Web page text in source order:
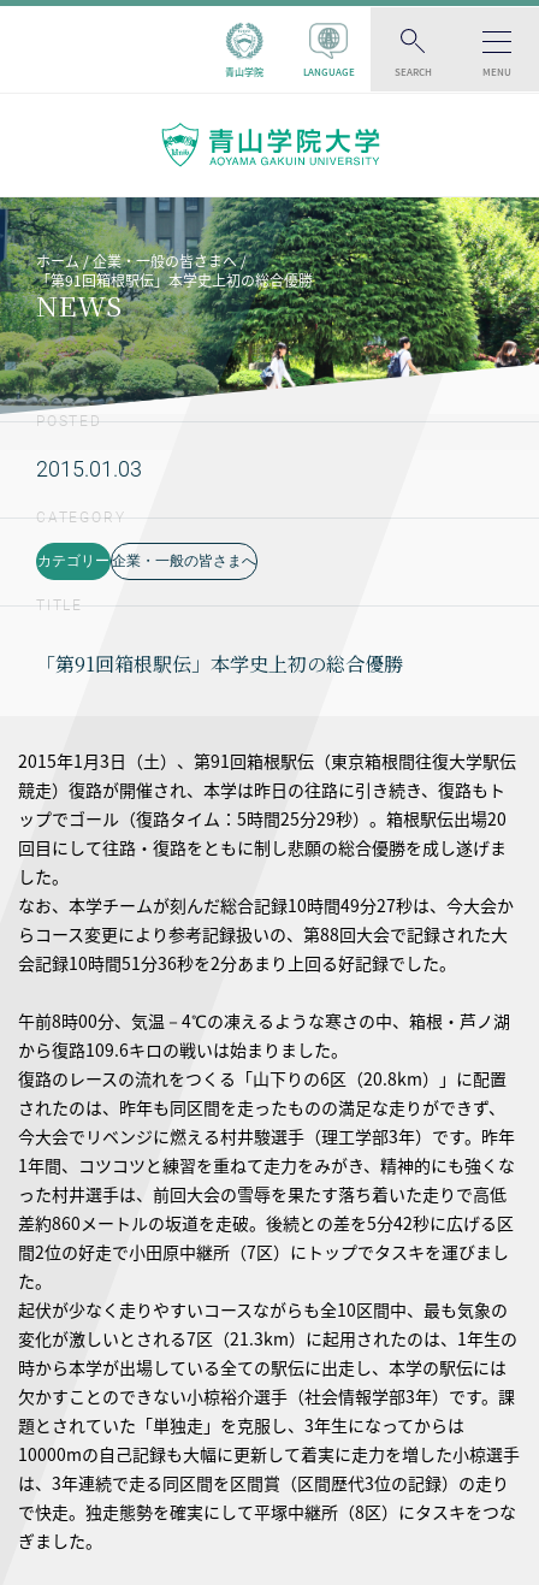
青山学院 LANGUAGE SEARCH MENU
ホーム
企業・一般の皆さまへ
「第91回箱根駅伝」本学史上初の総合優勝
NEWS
POSTED
2015.01.03
CATEGORY
カテゴリー 企業・一般の皆さまへ
TITLE
「第91回箱根駅伝」本学史上初の総合優勝
2015年1月3日（土）、第91回箱根駅伝（東京箱根間往復大学駅伝
競走）復路が開催され、本学は昨日の往路に引き続き、復路もト
ップでゴール（復路タイム：5時間25分29秒）。箱根駅伝出場20
回目にして往路・復路をともに制し悲願の総合優勝を成し遂げま
した。
なお、本学チームが刻んだ総合記録10時間49分27秒は、今大会か
らコース変更により参考記録扱いの、第88回大会で記録された大
会記録10時間51分36秒を2分あまり上回る好記録でした。
午前8時00分、気温－4℃の凍えるような寒さの中、箱根・芦ノ湖
から復路109.6キロの戦いは始まりました。
復路のレースの流れをつくる「山下りの6区（20.8km）」に配置
されたのは、昨年も同区間を走ったものの満足な走りができず、
今大会でリベンジに燃える村井駿選手（理工学部3年）です。昨年
1年間、コツコツと練習を重ねて走力をみがき、精神的にも強くな
った村井選手は、前回大会の雪辱を果たす落ち着いた走りで高低
差約860メートルの坂道を走破。後続との差を5分42秒に広げる区
間2位の好走で小田原中継所（7区）にトップでタスキを運びまし
た。
起伏が少なく走りやすいコースながらも全10区間中、最も気象の
変化が激しいとされる7区（21.3km）に起用されたのは、1年生の
時から本学が出場している全ての駅伝に出走し、本学の駅伝には
欠かすことのできない小椋裕介選手（社会情報学部3年）です。課
題とされていた「単独走」を克服し、3年生になってからは
10000mの自己記録も大幅に更新して着実に走力を増した小椋選手
は、3年連続で走る同区間を区間賞（区間歴代3位の記録）の走り
で快走。独走態勢を確実にして平塚中継所（8区）にタスキをつな
ぎました。